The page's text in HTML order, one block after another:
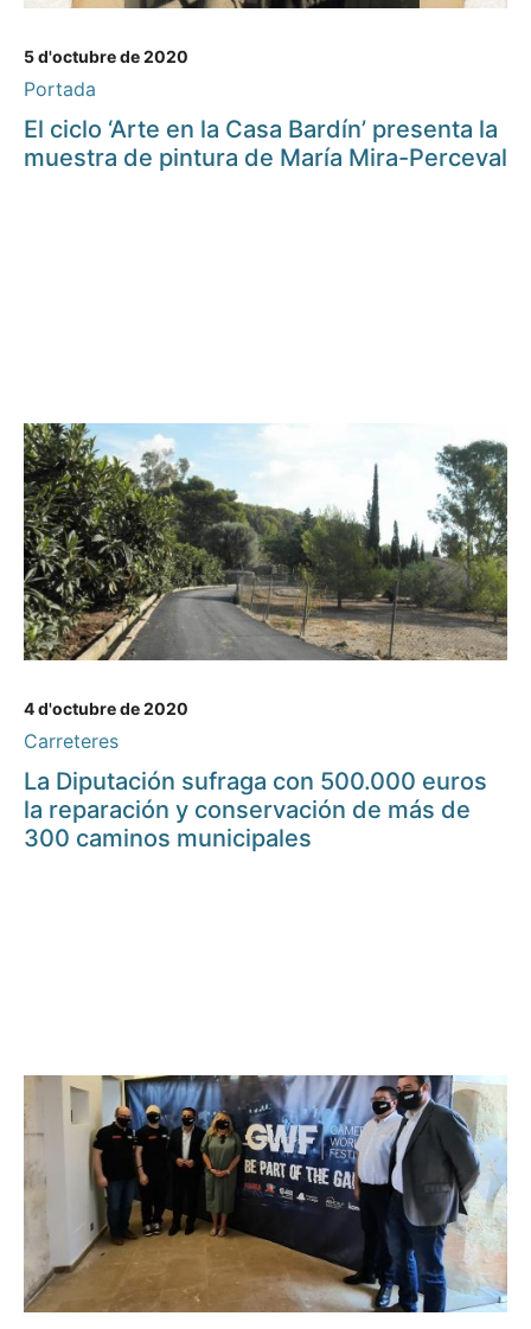
5 d'octubre de 2020
Portada
El ciclo ‘Arte en la Casa Bardín’ presenta la
muestra de pintura de María Mira-Perceval
4 d'octubre de 2020
Carreteres
La Diputación sufraga con 500.000 euros
la reparación y conservación de más de
300 caminos municipales